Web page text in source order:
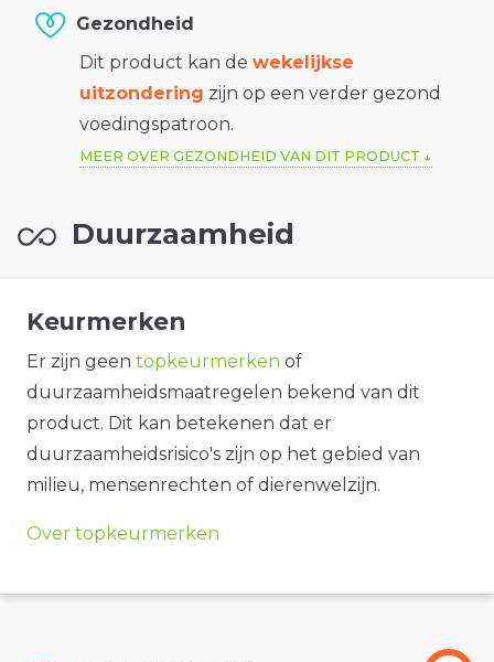
Gezondheid
Dit product kan de wekelijkse
uitzondering zijn op een verder gezond
voedingspatroon.
MEER OVER GEZONDHEID VAN DIT PRODUCT
Duurzaamheid
Keurmerken
Er zijn geen topkeurmerken of
duurzaamheidsmaatregelen bekend van dit
product. Dit kan betekenen dat er
duurzaamheidsrisico's zijn op het gebied van
milieu, mensenrechten of dierenwelzijn.
Over topkeurmerken